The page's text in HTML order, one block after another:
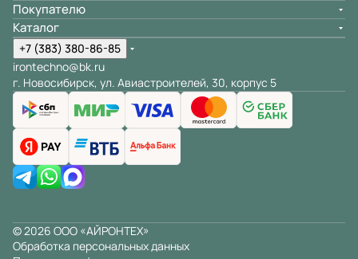
Покупателю
Каталог
+7 (383) 380-86-85
irontechno@bk.ru
г. Новосибирск, ул. Авиастроителей, 30, корпус 5
© 2026 ООО «АЙРОНТЕХ»
Обработка персональных данных